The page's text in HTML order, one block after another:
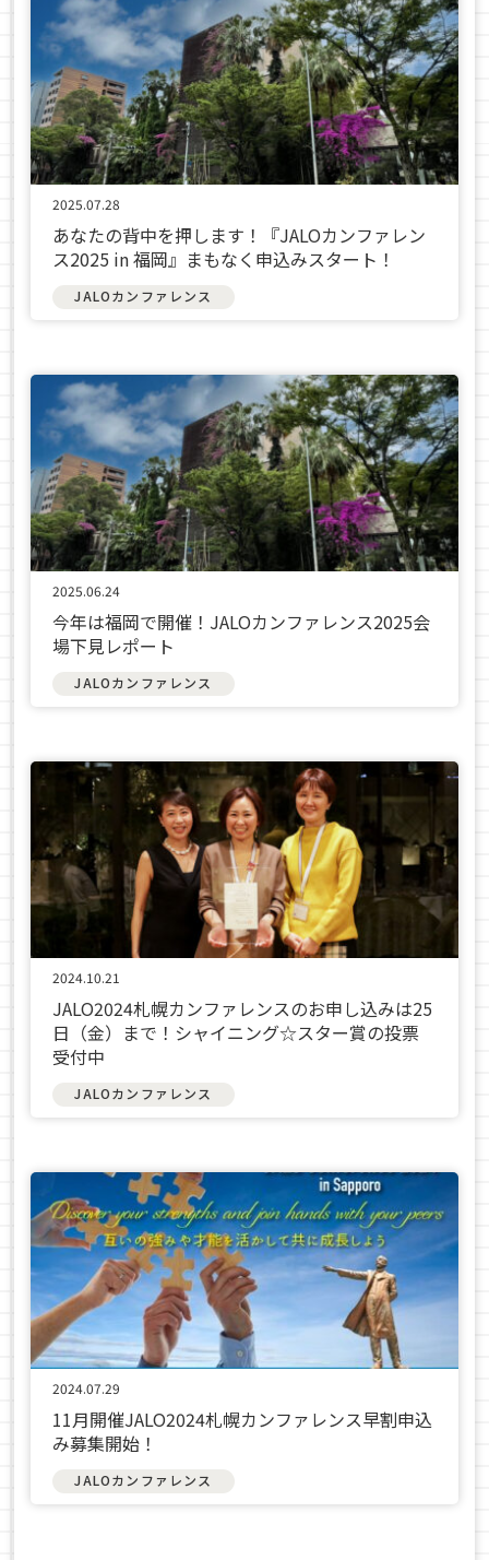
2025.07.28
あなたの背中を押します！『JALOカンファレン
ス2025 in 福岡』まもなく申込みスタート！
JALOカンファレンス
2025.06.24
今年は福岡で開催！JALOカンファレンス2025会
場下見レポート
JALOカンファレンス
2024.10.21
JALO2024札幌カンファレンスのお申し込みは25
日（金）まで！シャイニング☆スター賞の投票
受付中
JALOカンファレンス
2024.07.29
11月開催JALO2024札幌カンファレンス早割申込
み募集開始！
JALOカンファレンス